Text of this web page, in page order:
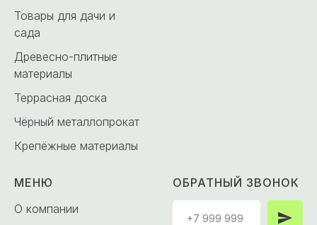
Товары для дачи и
сада
Древесно-плитные
материалы
Террасная доска
Чёрный металлопрокат
Крепёжные материалы
МЕНЮ
О компании
ОБРАТНЫЙ ЗВОНОК